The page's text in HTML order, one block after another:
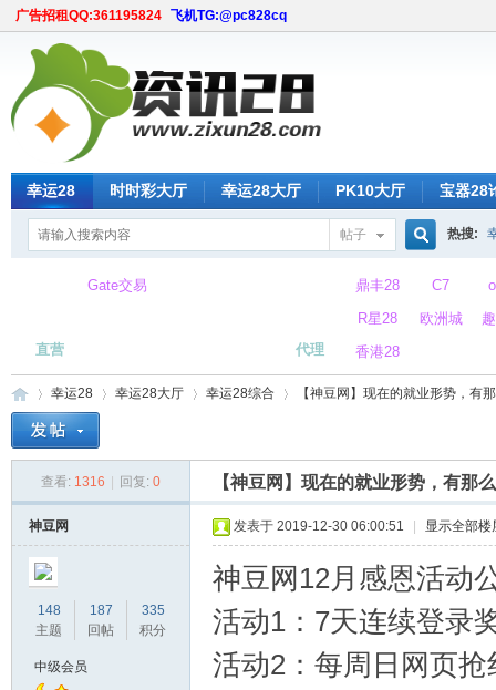
广告招租QQ:361195824 飞机TG:@pc828cq
幸运28 时时彩大厅 幸运28大厅 PK10大厅 宝器28
帖子 热搜:
直营
Gate交易
代理
鼎丰28 C7
R星28
欧洲城
香港28
幸运28
›
幸运28大厅 幸运28综合
›
【神豆网】现在的就业形势，有
查看: 1316 回复: 0 【神豆网】现在的就业形势，有那
神豆网
148
主题
187
回帖
335
积分
中级会员
发表于 2019-12-30 06:00:51 显示全部楼
神豆网12月感恩活动
活动1：7天连续登录
活动2：每周日网页